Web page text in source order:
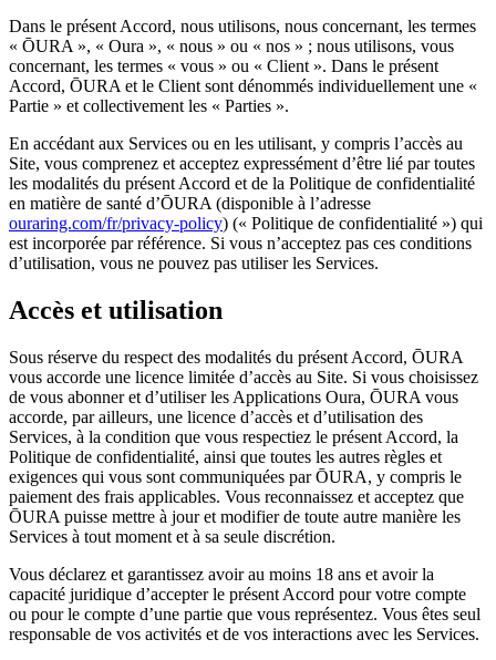
Dans le présent Accord, nous utilisons, nous concernant, les termes
« ŌURA », « Oura », « nous » ou « nos » ; nous utilisons, vous
concernant, les termes « vous » ou « Client ». Dans le présent
Accord, ŌURA et le Client sont dénommés individuellement une «
Partie » et collectivement les « Parties ».
En accédant aux Services ou en les utilisant, y compris l’accès au
Site, vous comprenez et acceptez expressément d’être lié par toutes
les modalités du présent Accord et de la Politique de confidentialité
en matière de santé d’ŌURA (disponible à l’adresse
ouraring.com/fr/privacy-policy) (« Politique de confidentialité ») qui
est incorporée par référence. Si vous n’acceptez pas ces conditions
d’utilisation, vous ne pouvez pas utiliser les Services.
Accès et utilisation
Sous réserve du respect des modalités du présent Accord, ŌURA
vous accorde une licence limitée d’accès au Site. Si vous choisissez
de vous abonner et d’utiliser les Applications Oura, ŌURA vous
accorde, par ailleurs, une licence d’accès et d’utilisation des
Services, à la condition que vous respectiez le présent Accord, la
Politique de confidentialité, ainsi que toutes les autres règles et
exigences qui vous sont communiquées par ŌURA, y compris le
paiement des frais applicables. Vous reconnaissez et acceptez que
ŌURA puisse mettre à jour et modifier de toute autre manière les
Services à tout moment et à sa seule discrétion.
Vous déclarez et garantissez avoir au moins 18 ans et avoir la
capacité juridique d’accepter le présent Accord pour votre compte
ou pour le compte d’une partie que vous représentez. Vous êtes seul
responsable de vos activités et de vos interactions avec les Services.